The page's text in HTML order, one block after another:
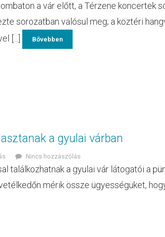
a vár előtt, a Térzene koncertek
sorozatban valósul meg; a köztéri
[...]
Bővebben
a gyulai várban
Nincs hozzászólás
találkozhatnak a gyulai vár látogatói a
mérik össze ügyességüket,